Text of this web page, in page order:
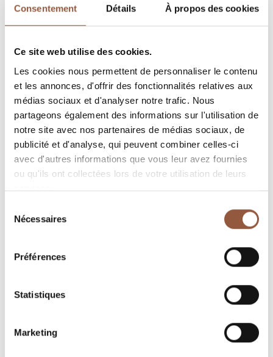
Consentement Détails À propos des cookies
Ce site web utilise des cookies.
Les cookies nous permettent de personnaliser le contenu
et les annonces, d'offrir des fonctionnalités relatives aux
médias sociaux et d'analyser notre trafic. Nous
partageons également des informations sur l'utilisation de
notre site avec nos partenaires de médias sociaux, de
publicité et d'analyse, qui peuvent combiner celles-ci
avec d'autres informations que vous leur avez fournies
ou qu'ils ont collectées lors de votre utilisation de leurs
services.
Nécessaires
Préférences
Statistiques
Marketing
Fleurie
La Joie du Palais
Lionel Desprès
découvrir
Fleurie
Tradition
Lionel Desprès
découvrir